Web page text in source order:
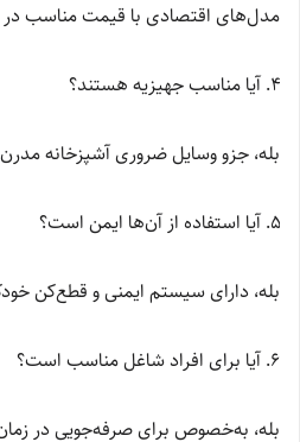
مدل‌های اقتصادی با قیمت مناسب در
آیا مناسب جهیزیه هستند؟
بله، جزو وسایل ضروری آشپزخانه
آیا استفاده از آن‌ها ایمن است؟
بله، دارای سیستم ایمنی و قطع‌کن
آیا برای افراد شاغل مناسب است؟
بله، به‌خصوص برای صرفه‌جویی در